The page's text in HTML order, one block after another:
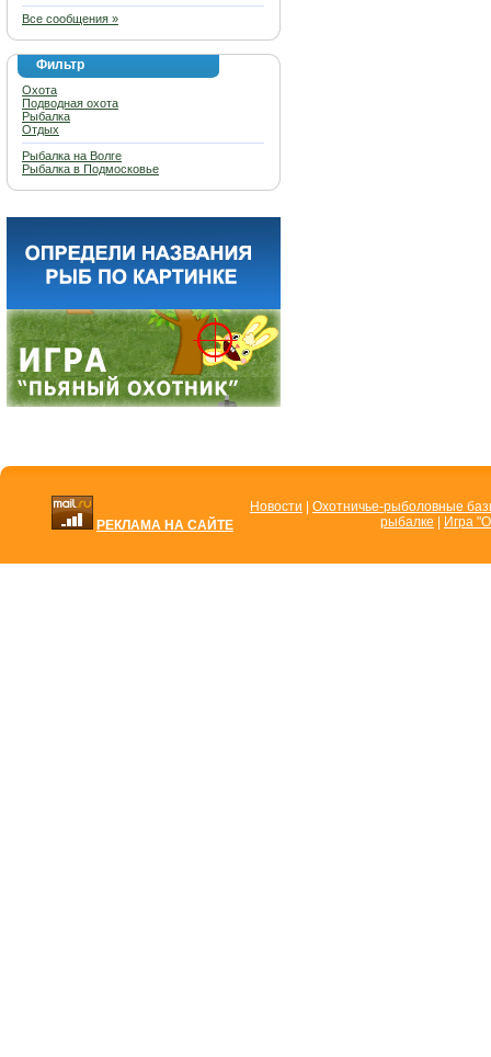
Все сообщения »
Фильтр
Охота
Подводная охота
Рыбалка
Отдых
Рыбалка на Волге
Рыбалка в Подмосковье
РЕКЛАМА НА САЙТЕ
Новости
Охотничье-рыболовные
рыбалке
Игра